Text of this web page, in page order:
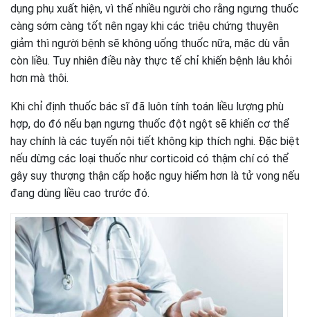
dụng phụ xuất hiện, vì thế nhiều người cho rằng ngưng thuốc
càng sớm càng tốt nên ngay khi các triệu chứng thuyên
giảm thì người bệnh sẽ không uống thuốc nữa, mặc dù vẫn
còn liều. Tuy nhiên điều này thực tế chỉ khiến bệnh lâu khỏi
hơn mà thôi.
Khi chỉ định thuốc bác sĩ đã luôn tính toán liều lượng phù
hợp, do đó nếu bạn ngưng thuốc đột ngột sẽ khiến cơ thể
hay chính là các tuyến nội tiết không kịp thích nghi. Đặc biệt
nếu dừng các loại thuốc như corticoid có thậm chí có thể
gây suy thượng thận cấp hoặc nguy hiểm hơn là tử vong nếu
đang dùng liều cao trước đó.